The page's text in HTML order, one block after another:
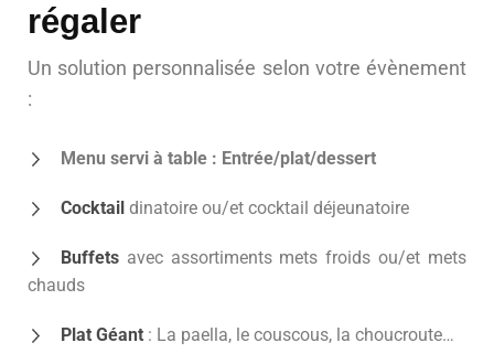
régaler
Un solution personnalisée selon votre évènement
:
Menu servi à table : Entrée/plat/dessert
Cocktail dinatoire ou/et cocktail déjeunatoire
Buffets avec assortiments mets froids ou/et mets
chauds
Plat Géant : La paella, le couscous, la choucroute…